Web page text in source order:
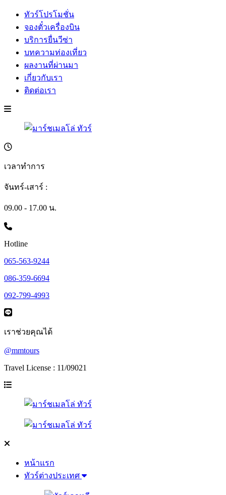
ทัวร์โปรโมชั่น
จองตั๋วเครื่องบิน
บริการยื่นวีซ่า
บทความท่องเที่ยว
ผลงานที่ผ่านมา
เกี่ยวกับเรา
ติดต่อเรา
เวลาทำการ
จันทร์-เสาร์ :
09.00 - 17.00 น.
Hotline
065-563-9244
086-359-6694
092-799-4993
เราช่วยคุณได้
@mmtours
Travel License : 11/09021
หน้าแรก
ทัวร์ต่างประเทศ